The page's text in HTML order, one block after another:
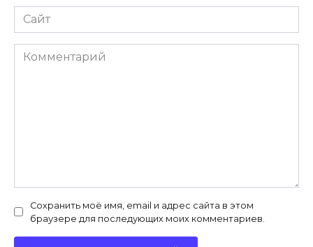
Сайт
Комментарий
Сохранить моё имя, email и адрес сайта в этом
браузере для последующих моих комментариев.